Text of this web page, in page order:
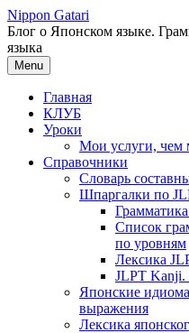
Перейти
к
содержимому
Nippon Gatari
Блог о Японском языке.
языка
Menu
Главная
КЛУБ
Уроки
Мои услуги, чем
Справочники
Словарь
Шпаргалки по
Список
по уровням
Лексика
JLPT Kanji.
Японские
выражения
Лексика